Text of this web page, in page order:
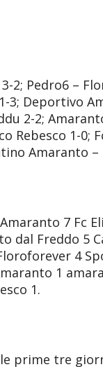
2; Pedro6 –
1-3; Deportivo
2-2;
Rebesco 1-0;
Amaranto –
7 Fc
dal Freddo 5
4
1
1.
prime tre